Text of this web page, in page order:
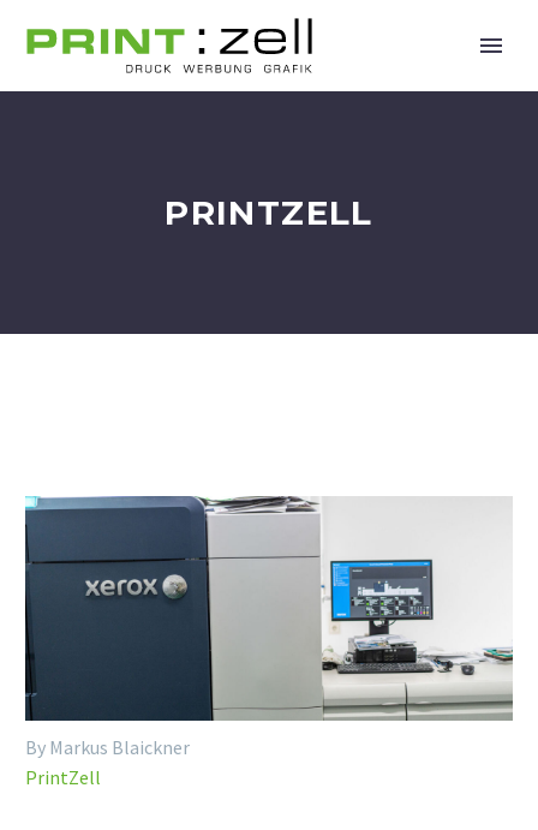
PRINTZELL
By Markus Blaickner
PrintZell